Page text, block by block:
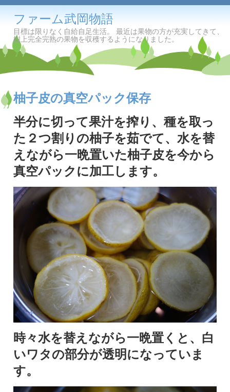
ファーム武岡物語
目標は限りなく自給自足生活。 最近は果物の方が充実してきて、
樹上完全完熟の果物を収穫するようになりました。
柚子皮の真空パック保存
半分に切って果汁を搾り、種を取っ
た２つ割りの柚子を茹でて、水を替
えながら一晩置いた柚子皮を今から
真空パックに加工します。
時々水を替えながら一晩置くと、白
いワタの部分が透明になっていま
す。